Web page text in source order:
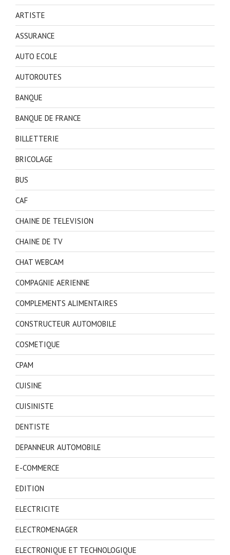
ARTISTE
ASSURANCE
AUTO ECOLE
AUTOROUTES
BANQUE
BANQUE DE FRANCE
BILLETTERIE
BRICOLAGE
BUS
CAF
CHAINE DE TELEVISION
CHAINE DE TV
CHAT WEBCAM
COMPAGNIE AERIENNE
COMPLEMENTS ALIMENTAIRES
CONSTRUCTEUR AUTOMOBILE
COSMETIQUE
CPAM
CUISINE
CUISINISTE
DENTISTE
DEPANNEUR AUTOMOBILE
E-COMMERCE
EDITION
ELECTRICITE
ELECTROMENAGER
ELECTRONIQUE ET TECHNOLOGIQUE